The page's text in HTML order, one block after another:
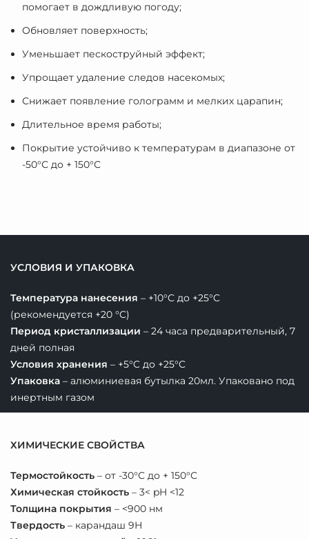
помогает в дождливую погоду;
Обновляет поверхность;
Уменьшает пескоструйный эффект;
Упрощает удаление следов насекомых;
Снижает появление голограмм и мелких царапин;
Длительное время работы;
Покрытие устойчиво к температурам в диапазоне от
-50°С до + 150°С
УСЛОВИЯ И УПАКОВКА
Температура нанесения – +10°C до +25°C
(рекомендуется +20 °C)
Период кристаллизации – 24 часа предварительный, 7
дней полная
Условия хранения – +5°C до +25°C
Упаковка – алюминиевая бутылка 20мл. Упаковано под
инертным газом
ХИМИЧЕСКИЕ СВОЙСТВА
Термостойкость – от -30°С до + 150°С
Химическая стойкость – 3< pH <12
Толщина покрытия – <900 нм
Твердость – карандаш 9Н